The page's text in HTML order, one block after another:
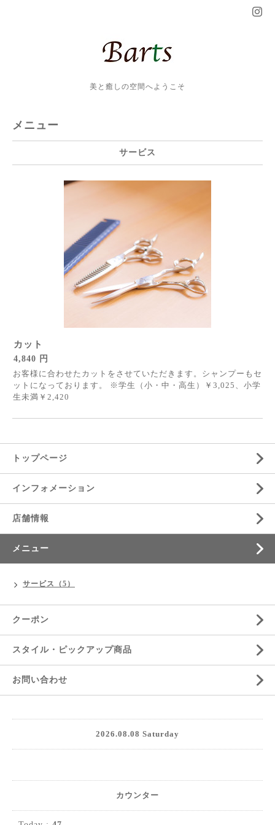
美と癒しの空間へようこそ
メニュー
サービス
カット
4,840 円
お客様に合わせたカットをさせていただきます。シャンプーもセ
ットになっております。 ※学生（小・中・高生）￥3,025、小学
生未満￥2,420
トップページ
インフォメーション
店舗情報
メニュー
サービス（5）
クーポン
スタイル・ピックアップ商品
お問い合わせ
2026.08.08 Saturday
カウンター